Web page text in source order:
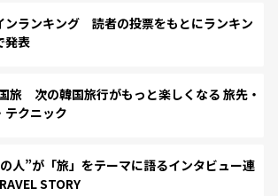
ンランキング 読者の投票をもとにランキン
発表
旅 次の韓国旅行がもっと楽しくなる 旅先・
テクニック
人”が「旅」をテーマに語るインタビュー連
STORY